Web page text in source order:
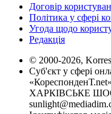
Договір
Політика у сфері
Угода щодо
Редакція
© 2000-2026,
Суб'єкт у сфері
ХАРКІВСЬКЕ